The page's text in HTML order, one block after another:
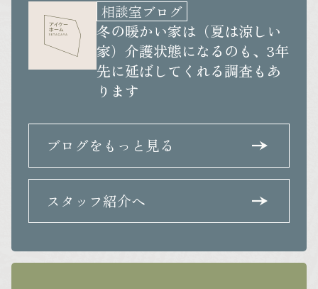
相談室ブログ
冬の暖かい家は（夏は涼しい
家）介護状態になるのも、3年
先に延ばしてくれる調査もあ
ります
ブログをもっと見る
スタッフ紹介へ